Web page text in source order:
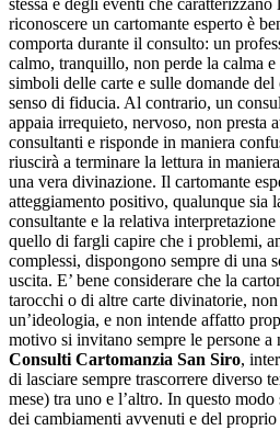
stessa e degli eventi che
riconoscere un cartomante esperto è
comporta durante il consulto: un
calmo, tranquillo, non perde la calma e
simboli delle carte e sulle domande
senso di fiducia. Al contrario, un
appaia irrequieto, nervoso, non presta
consultanti e risponde in maniera
riuscirà a terminare la lettura in
una vera divinazione. Il cartomante
atteggiamento positivo, qualunque sia
consultante e la relativa
quello di fargli capire che i problemi,
complessi, dispongono sempre di una
uscita. E’ bene considerare che la
tarocchi o di altre carte divinatorie,
un’ideologia, e non intende affatto
motivo si invitano sempre le persone a
Consulti Cartomanzia San Siro,
di lasciare sempre trascorrere diverso
mese) tra uno e l’altro. In questo
dei cambiamenti avvenuti e del